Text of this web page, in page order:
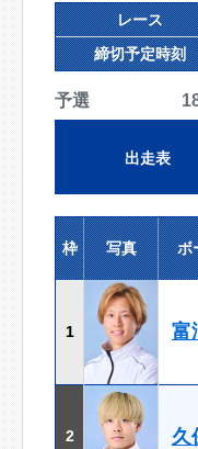
レース
締切予定時刻
予選
出走表
枠 写真 ボ
1
2